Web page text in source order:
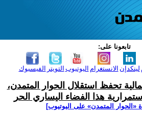
تابعونا على:
الفيسبوك التويتر اليوتيوب الانستغرام لينكدإن
تحفظ استقلال الحوار المتمدن،
هذا الفضاء اليساري الحر
‫«الحوار المتمدن» على اليوتيوب]